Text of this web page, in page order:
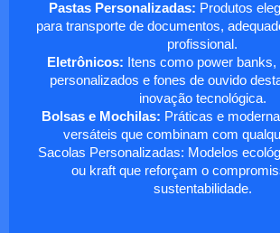
Pastas Personalizadas: Produtos
para transporte de documentos,
profissional.
Eletrônicos: Itens como power
personalizados e fones de ouvido
inovação tecnológica.
Bolsas e Mochilas: Práticas e
versáteis que combinam com
Sacolas Personalizadas: Modelos
ou kraft que reforçam o
sustentabilidade.